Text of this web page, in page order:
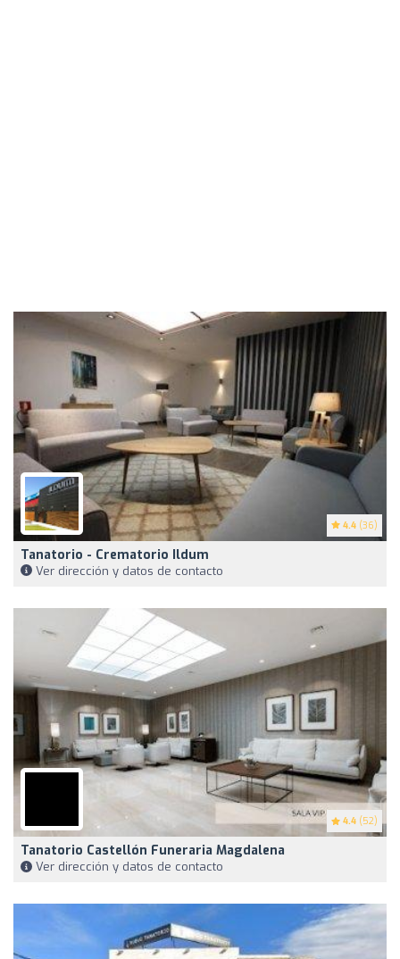
4.4 (36)
Tanatorio - Crematorio Ildum
Ver dirección y datos de contacto
4.4 (52)
Tanatorio Castellón Funeraria Magdalena
Ver dirección y datos de contacto